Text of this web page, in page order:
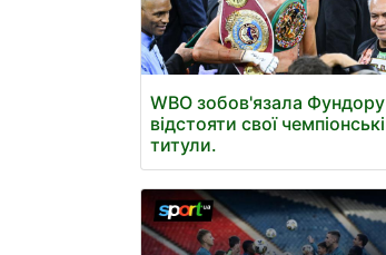
WBO зобов'язала Фундору
відстояти свої чемпіонські
титули.